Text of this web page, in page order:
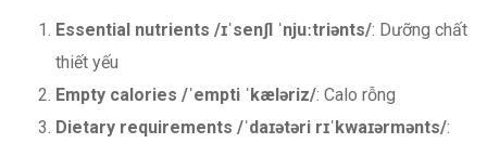
Essential nutrients /ɪˈsenʃl ˈnjuːtriənts/: Dưỡng chất
thiết yếu
Empty calories /ˈempti ˈkæləriz/: Calo rỗng
Dietary requirements /ˈdaɪətəri rɪˈkwaɪərmənts/: